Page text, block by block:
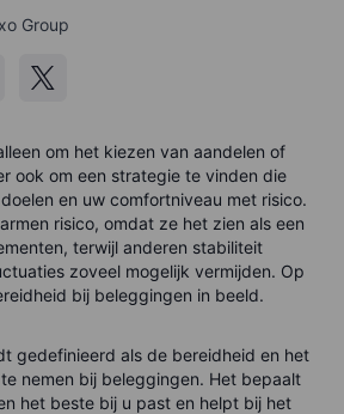
Group
om het kiezen van aandelen of
ook om een strategie te vinden die
en uw comfortniveau met risico.
risico, omdat ze het zien als een
terwijl anderen stabiliteit
zoveel mogelijk vermijden. Op
bij beleggingen in beeld.
gedefinieerd als de bereidheid en het
te nemen bij beleggingen. Het bepaalt
het beste bij u past en helpt bij het